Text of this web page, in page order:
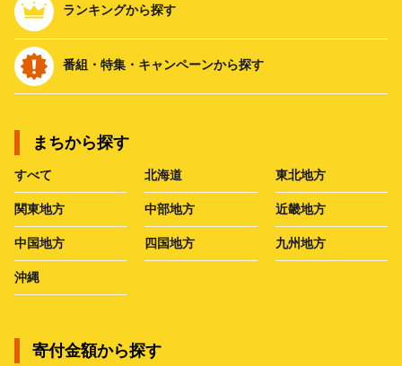
ランキングから探す
番組・特集・キャンペーンから探す
まちから探す
すべて 北海道 東北地方
関東地方 中部地方 近畿地方
中国地方 四国地方 九州地方
沖縄
寄付金額から探す